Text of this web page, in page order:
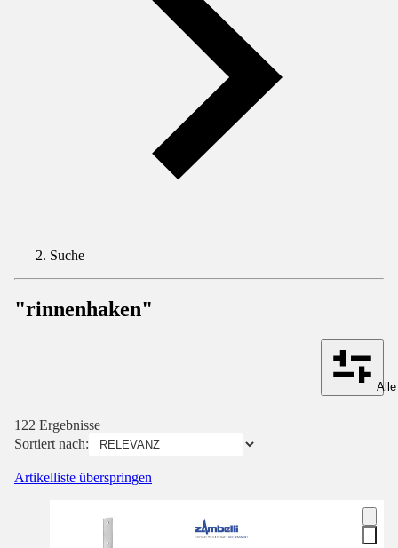
Suche
"rinnenhaken"
122 Ergebnisse
Sortiert nach:
Artikelliste überspringen